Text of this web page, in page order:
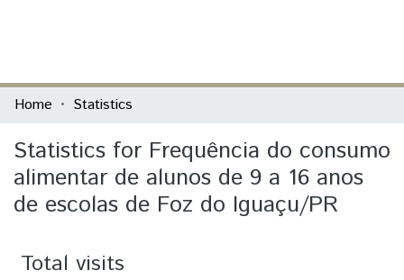
Communities & Collections
All of DSpace
Home Statistics
Statistics for Frequência do consumo
alimentar de alunos de 9 a 16 anos
de escolas de Foz do Iguaçu/PR
Total visits